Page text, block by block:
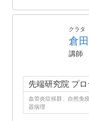
クラタ
倉
講師
先端研究院 プ
血管炎症候群、自然免
器病理